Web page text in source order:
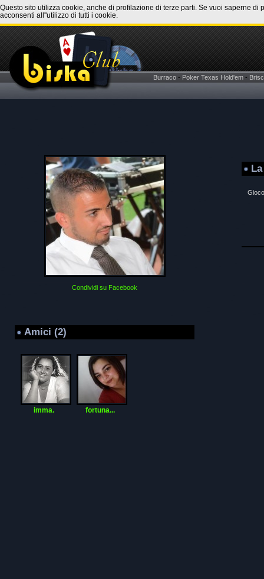
Questo sito utilizza cookie, anche di profilazione di terze parti. Se vuoi saperne
acconsenti all''utilizzo di tutti i cookie.
Burraco - Poker Texas Hold'em -
Condividi su Facebook
Amici (2)
imma. fortuna...